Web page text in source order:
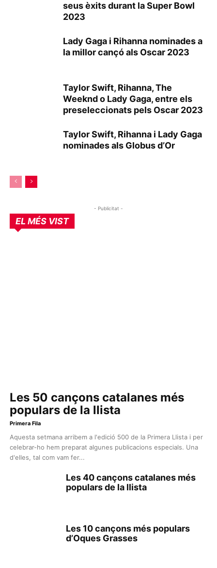
seus èxits durant la Super Bowl
2023
Lady Gaga i Rihanna nominades a
la millor cançó als Oscar 2023
Taylor Swift, Rihanna, The
Weeknd o Lady Gaga, entre els
preseleccionats pels Oscar 2023
Taylor Swift, Rihanna i Lady Gaga
nominades als Globus d’Or
- Publicitat -
EL MÉS VIST
Les 50 cançons catalanes més
populars de la llista
Primera Fila
Aquesta setmana arribem a l'edició 500 de la Primera Llista i per
celebrar-ho hem preparat algunes publicacions especials. Una
d'elles, tal com vam fer...
Les 40 cançons catalanes més
populars de la llista
Les 10 cançons més populars
d’Oques Grasses